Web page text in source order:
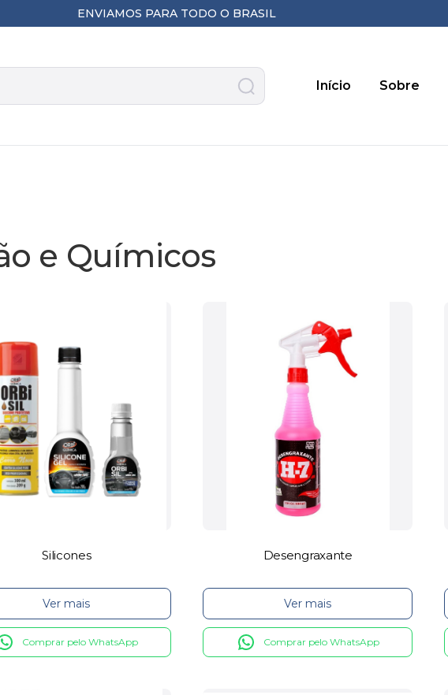
ENVIAMOS PARA TODO O BRASIL
Início Sobre
e Químicos
Silicones
Ver mais
Comprar pelo WhatsApp
Desengraxante
Ver mais
Comprar pelo WhatsApp